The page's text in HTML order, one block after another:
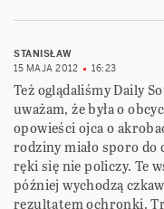
STANISŁAW
15 MAJA 2012
16:23
Też oglądaliśmy Daily
uważam, że była o
opowieści ojca o
rodziny miało sporo do
ręki się nie policzy. Te
później wychodzą
rezultatem ochronki.